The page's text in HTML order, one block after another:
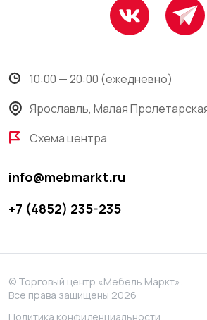
10:00 — 20:00 (ежедневно)
Ярославль, Малая
Схема центра
info@mebmarkt.ru
+7 (4852) 235-235
© Торговый центр «Мебель Маркт».
Все права защищены 2026
Политика конфиденциальности